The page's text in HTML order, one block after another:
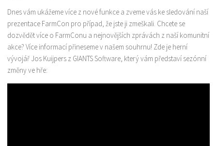
Dnes vám ukážeme více z nové funkce a zveme vás ke sledování naší
prezentace FarmCon pro případ, že jste ji zmeškali. Chcete se
dozvědět více o FarmConu a nejnovějších zprávách z naší komunitní
akce? Více informací přineseme v našem souhrnu! Zde je herní
vývojář Jos Kuijpers z GIANTS Software, který vám představí sezónní
změny ve hře: